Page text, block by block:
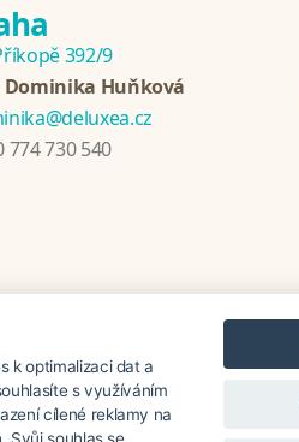
392/9
Huňková
774 730 540
k optimalizaci dat a
s využíváním
cílené reklamy na